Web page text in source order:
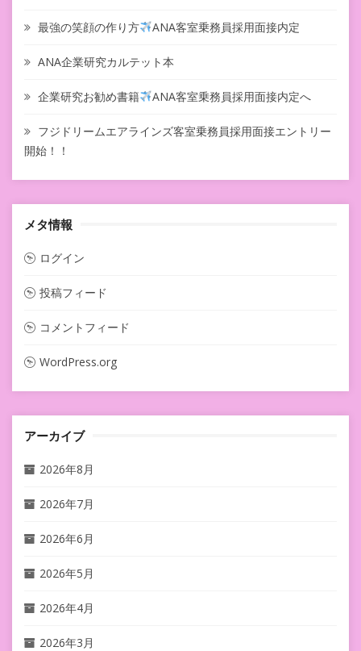
最強の笑顔の作り方 ANA客室乗務員採用面接内定
ANA企業研究カルテット本
企業研究お勧め書籍 ANA客室乗務員採用面接内定へ
フジドリームエアラインズ客室乗務員採用面接エントリー
開始！！
メタ情報
ログイン
投稿フィード
コメントフィード
WordPress.org
アーカイブ
2026年8月
2026年7月
2026年6月
2026年5月
2026年4月
2026年3月